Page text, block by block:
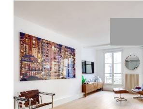
VOIR LE BIEN